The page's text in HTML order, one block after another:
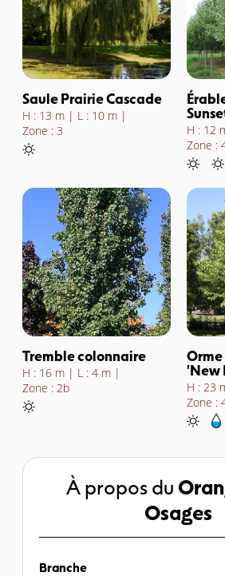
Saule Prairie Cascade
H : 13 m
L : 10 m
Zone : 3
H : 12
Zone :
Tremble colonnaire
H : 16 m
L : 4 m
Zone : 2b
'New
H : 23
Zone :
À propos du
Osages
Branche